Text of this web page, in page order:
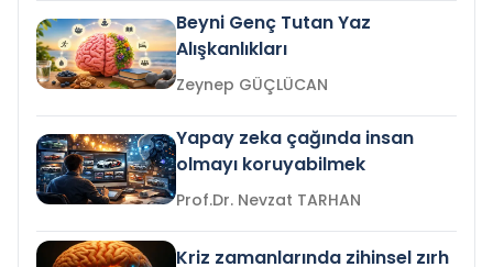
Beyni Genç Tutan Yaz
Alışkanlıkları
Zeynep GÜÇLÜCAN
Yapay zeka çağında insan
olmayı koruyabilmek
Prof.Dr. Nevzat TARHAN
Kriz zamanlarında zihinsel zırh